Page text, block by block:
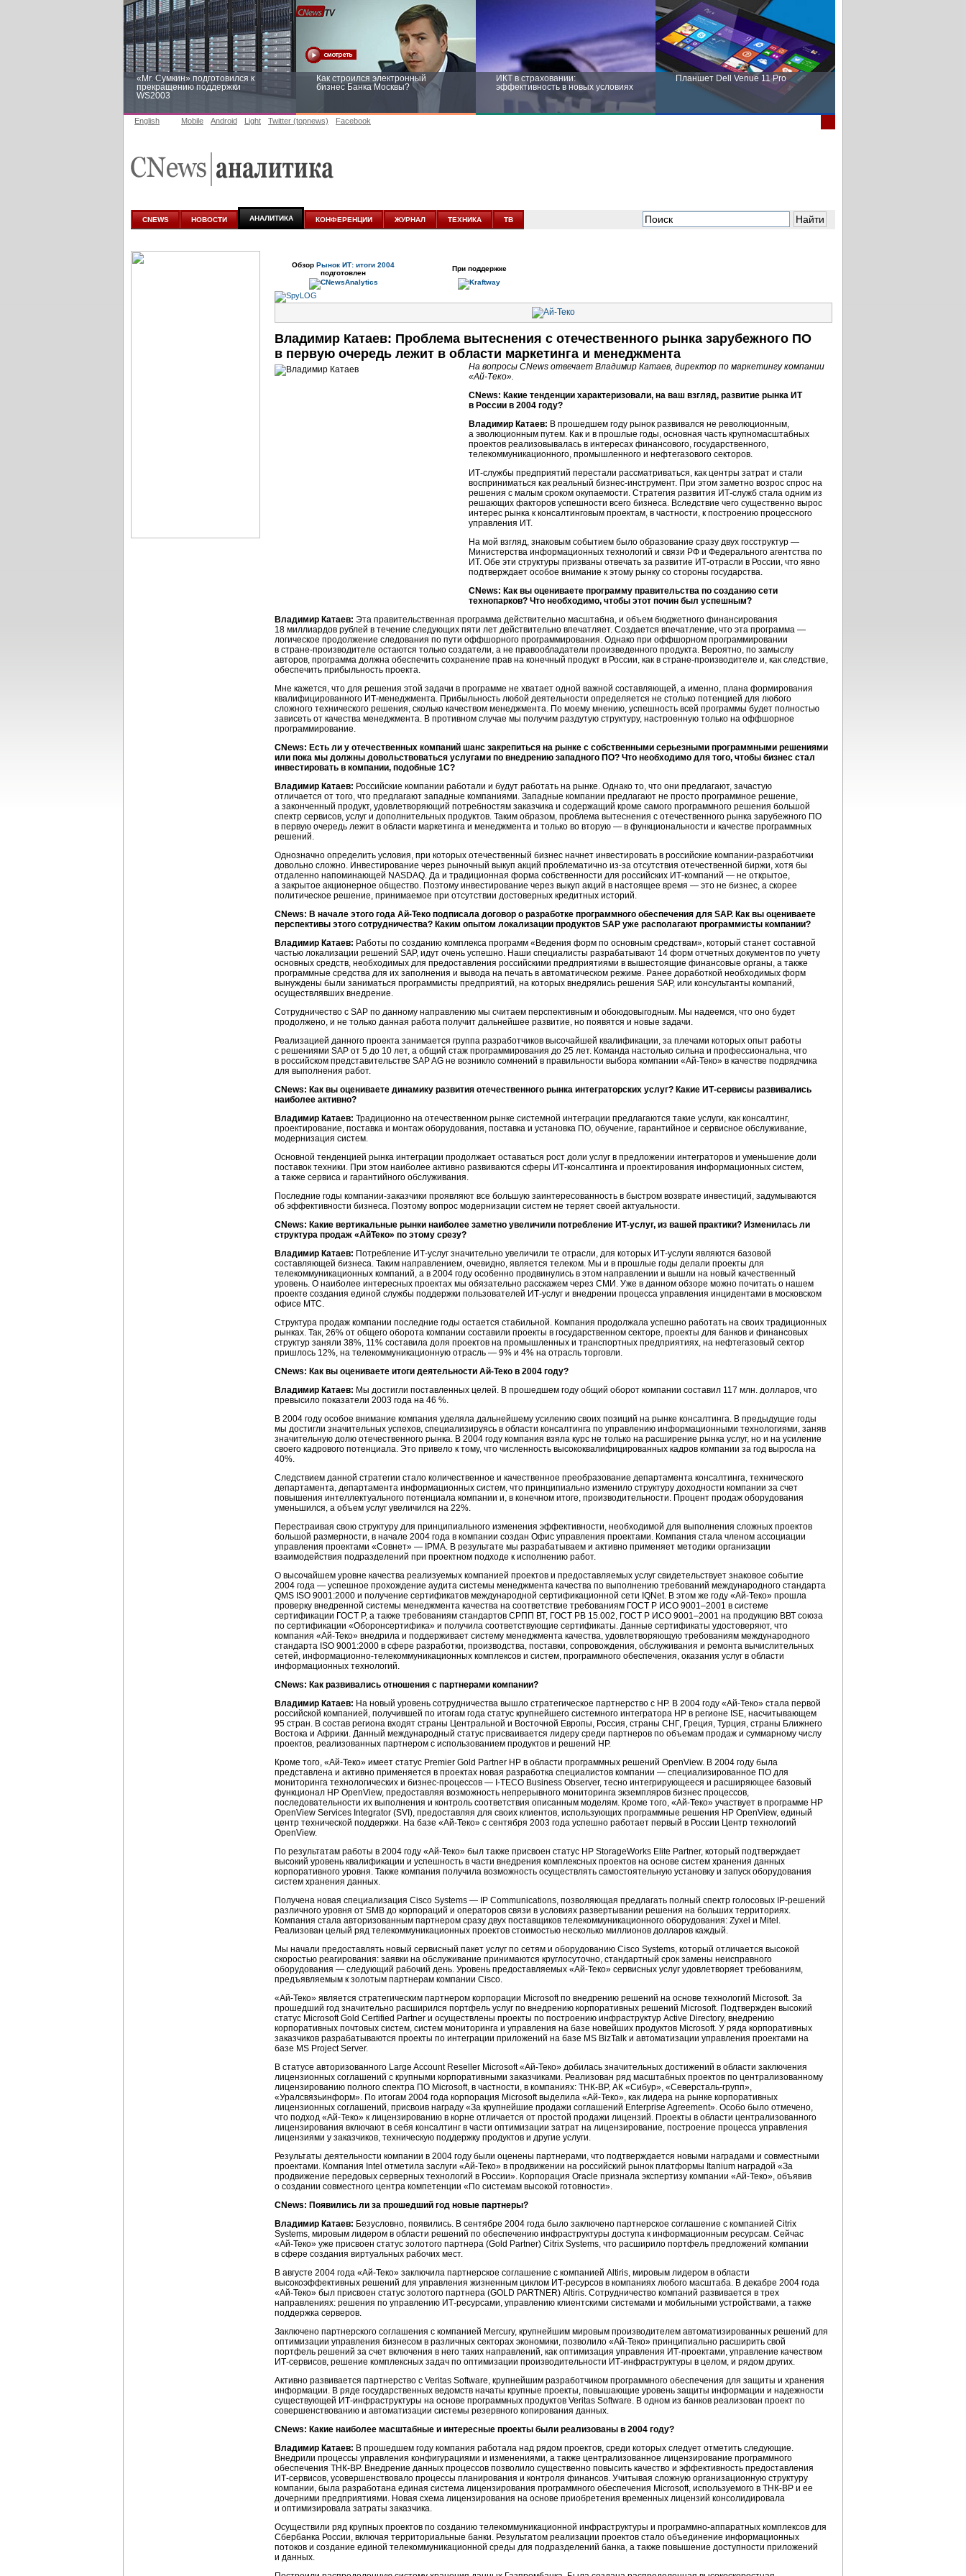
«Mr. Сумкин» подготовился к
прекращению поддержки
WS2003
Как строился электронный
бизнес Банка Москвы?
ИКТ в страховании:
эффективность в новых условиях
Планшет Dell Venue 11 Pro
аналитике
новых условиях
English Mobile Android Light Twitter (topnews) Facebook
CNEWS НОВОСТИ АНАЛИТИКА КОНФЕРЕНЦИИ ЖУРНАЛ ТЕХНИКА ТВ
Обзор Рынок ИТ: итоги 2004
подготовлен
При поддержке
Владимир Катаев: Проблема вытеснения с отечественного рынка зарубежного ПО
в первую очередь лежит в области маркетинга и менеджмента
На вопросы CNews отвечает Владимир Катаев, директор по маркетингу компании
«Ай-Теко».
CNews: Какие тенденции характеризовали, на ваш взгляд, развитие рынка ИТ
в России в 2004 году?
Владимир Катаев: В прошедшем году рынок развивался не революционным,
а эволюционным путем. Как и в прошлые годы, основная часть крупномасштабных
проектов реализовывалась в интересах финансового, государственного,
телекоммуникационного, промышленного и нефтегазового секторов.
ИТ-службы предприятий перестали рассматриваться, как центры затрат и стали
восприниматься как реальный бизнес-инструмент. При этом заметно возрос спрос на
решения с малым сроком окупаемости. Стратегия развития ИТ-служб стала одним из
решающих факторов успешности всего бизнеса. Вследствие чего существенно вырос
интерес рынка к консалтинговым проектам, в частности, к построению процессного
управления ИТ.
На мой взгляд, знаковым событием было образование сразу двух госструктур —
Министерства информационных технологий и связи РФ и Федерального агентства по
ИТ. Обе эти структуры призваны отвечать за развитие ИТ-отрасли в России, что явно
подтверждает особое внимание к этому рынку со стороны государства.
CNews: Как вы оцениваете программу правительства по созданию сети
технопарков? Что необходимо, чтобы этот почин был успешным?
Владимир Катаев: Эта правительственная программа действительно масштабна, и объем бюджетного финансирования
18 миллиардов рублей в течение следующих пяти лет действительно впечатляет. Создается впечатление, что эта программа —
логическое продолжение следования по пути оффшорного программирования. Однако при оффшорном программировании
в стране-производителе остаются только создатели, а не правообладатели произведенного продукта. Вероятно, по замыслу
авторов, программа должна обеспечить сохранение прав на конечный продукт в России, как в стране-производителе и, как следствие,
обеспечить прибыльность проекта.
Мне кажется, что для решения этой задачи в программе не хватает одной важной составляющей, а именно, плана формирования
квалифицированного ИТ-менеджмента. Прибыльность любой деятельности определяется не столько потенцией для любого
сложного технического решения, сколько качеством менеджмента. По моему мнению, успешность всей программы будет полностью
зависеть от качества менеджмента. В противном случае мы получим раздутую структуру, настроенную только на оффшорное
программирование.
CNews: Есть ли у отечественных компаний шанс закрепиться на рынке с собственными серьезными программными решениями
или пока мы должны довольствоваться услугами по внедрению западного ПО? Что необходимо для того, чтобы бизнес стал
инвестировать в компании, подобные 1С?
Владимир Катаев: Российские компании работали и будут работать на рынке. Однако то, что они предлагают, зачастую
отличается от того, что предлагают западные компаниями. Западные компании предлагают не просто программное решение,
а законченный продукт, удовлетворяющий потребностям заказчика и содержащий кроме самого программного решения большой
спектр сервисов, услуг и дополнительных продуктов. Таким образом, проблема вытеснения с отечественного рынка зарубежного ПО
в первую очередь лежит в области маркетинга и менеджмента и только во вторую — в функциональности и качестве программных
решений.
Однозначно определить условия, при которых отечественный бизнес начнет инвестировать в российские компании-разработчики
довольно сложно. Инвестирование через рыночный выкуп акций проблематично из-за отсутствия отечественной биржи, хотя бы
отдаленно напоминающей NASDAQ. Да и традиционная форма собственности для российских ИТ-компаний — не открытое,
а закрытое акционерное общество. Поэтому инвестирование через выкуп акций в настоящее время — это не бизнес, а скорее
политическое решение, принимаемое при отсутствии достоверных кредитных историй.
CNews: В начале этого года Ай-Теко подписала договор о разработке программного обеспечения для SAP. Как вы оцениваете
перспективы этого сотрудничества? Каким опытом локализации продуктов SAP уже располагают программисты компании?
Владимир Катаев: Работы по созданию комплекса программ «Ведения форм по основным средствам», который станет составной
частью локализации решений SAP, идут очень успешно. Наши специалисты разрабатывают 14 форм отчетных документов по учету
основных средств, необходимых для предоставления российскими предприятиями в вышестоящие финансовые органы, а также
программные средства для их заполнения и вывода на печать в автоматическом режиме. Ранее доработкой необходимых форм
вынуждены были заниматься программисты предприятий, на которых внедрялись решения SAP, или консультанты компаний,
осуществлявших внедрение.
Сотрудничество с SAP по данному направлению мы считаем перспективным и обоюдовыгодным. Мы надеемся, что оно будет
продолжено, и не только данная работа получит дальнейшее развитие, но появятся и новые задачи.
Реализацией данного проекта занимается группа разработчиков высочайшей квалификации, за плечами которых опыт работы
с решениями SAP от 5 до 10 лет, а общий стаж программирования до 25 лет. Команда настолько сильна и профессиональна, что
в российском представительстве SAP AG не возникло сомнений в правильности выбора компании «Ай-Теко» в качестве подрядчика
для выполнения работ.
CNews: Как вы оцениваете динамику развития отечественного рынка интеграторских услуг? Какие ИТ-сервисы развивались
наиболее активно?
Владимир Катаев: Традиционно на отечественном рынке системной интеграции предлагаются такие услуги, как консалтинг,
проектирование, поставка и монтаж оборудования, поставка и установка ПО, обучение, гарантийное и сервисное обслуживание,
модернизация систем.
Основной тенденцией рынка интеграции продолжает оставаться рост доли услуг в предложении интеграторов и уменьшение доли
поставок техники. При этом наиболее активно развиваются сферы ИТ-консалтинга и проектирования информационных систем,
а также сервиса и гарантийного обслуживания.
Последние годы компании-заказчики проявляют все большую заинтересованность в быстром возврате инвестиций, задумываются
об эффективности бизнеса. Поэтому вопрос модернизации систем не теряет своей актуальности.
CNews: Какие вертикальные рынки наиболее заметно увеличили потребление ИТ-услуг, из вашей практики? Изменилась ли
структура продаж «АйТеко» по этому срезу?
Владимир Катаев: Потребление ИТ-услуг значительно увеличили те отрасли, для которых ИТ-услуги являются базовой
составляющей бизнеса. Таким направлением, очевидно, является телеком. Мы и в прошлые годы делали проекты для
телекоммуникационных компаний, а в 2004 году особенно продвинулись в этом направлении и вышли на новый качественный
уровень. О наиболее интересных проектах мы обязательно расскажем через СМИ. Уже в данном обзоре можно почитать о нашем
проекте создания единой службы поддержки пользователей ИТ-услуг и внедрении процесса управления инцидентами в московском
офисе МТС.
Структура продаж компании последние годы остается стабильной. Компания продолжала успешно работать на своих традиционных
рынках. Так, 26% от общего оборота компании составили проекты в государственном секторе, проекты для банков и финансовых
структур заняли 38%, 11% составила доля проектов на промышленных и транспортных предприятиях, на нефтегазовый сектор
пришлось 12%, на телекоммуникационную отрасль — 9% и 4% на отрасль торговли.
CNews: Как вы оцениваете итоги деятельности Ай-Теко в 2004 году?
Владимир Катаев: Мы достигли поставленных целей. В прошедшем году общий оборот компании составил 117 млн. долларов, что
превысило показатели 2003 года на 46 %.
В 2004 году особое внимание компания уделяла дальнейшему усилению своих позиций на рынке консалтинга. В предыдущие годы
мы достигли значительных успехов, специализируясь в области консалтинга по управлению информационными технологиями, заняв
значительную долю отечественного рынка. В 2004 году компания взяла курс не только на расширение рынка услуг, но и на усиление
своего кадрового потенциала. Это привело к тому, что численность высококвалифицированных кадров компании за год выросла на
40%.
Следствием данной стратегии стало количественное и качественное преобразование департамента консалтинга, технического
департамента, департамента информационных систем, что принципиально изменило структуру доходности компании за счет
повышения интеллектуального потенциала компании и, в конечном итоге, производительности. Процент продаж оборудования
уменьшился, а объем услуг увеличился на 22%.
Перестраивая свою структуру для принципиального изменения эффективности, необходимой для выполнения сложных проектов
большой размерности, в начале 2004 года в компании создан Офис управления проектами. Компания стала членом ассоциации
управления проектами «Совнет» — IPMA. В результате мы разрабатываем и активно применяет методики организации
взаимодействия подразделений при проектном подходе к исполнению работ.
О высочайшем уровне качества реализуемых компанией проектов и предоставляемых услуг свидетельствует знаковое событие
2004 года — успешное прохождение аудита системы менеджмента качества по выполнению требований международного стандарта
QMS ISO 9001:2000 и получение сертификатов международной сертификационной сети IQNet. В этом же году «Ай-Теко» прошла
проверку внедренной системы менеджмента качества на соответствие требованиям ГОСТ Р ИСО 9001–2001 в системе
сертификации ГОСТ Р, а также требованиям стандартов СРПП ВТ, ГОСТ РВ 15.002, ГОСТ Р ИСО 9001–2001 на продукцию ВВТ союза
по сертификации «Оборонсертифика» и получила соответствующие сертификаты. Данные сертификаты удостоверяют, что
компания «Ай-Теко» внедрила и поддерживает систему менеджмента качества, удовлетворяющую требованиям международного
стандарта ISO 9001:2000 в сфере разработки, производства, поставки, сопровождения, обслуживания и ремонта вычислительных
сетей, информационно-телекоммуникационных комплексов и систем, программного обеспечения, оказания услуг в области
информационных технологий.
CNews: Как развивались отношения с партнерами компании?
Владимир Катаев: На новый уровень сотрудничества вышло стратегическое партнерство с HP. В 2004 году «Ай-Теко» стала первой
российской компанией, получившей по итогам года статус крупнейшего системного интегратора НР в регионе ISE, насчитывающем
95 стран. В состав региона входят страны Центральной и Восточной Европы, Россия, страны СНГ, Греция, Турция, страны Ближнего
Востока и Африки. Данный международный статус присваивается лидеру среди партнеров по объемам продаж и суммарному числу
проектов, реализованных партнером с использованием продуктов и решений HP.
Кроме того, «Ай-Теко» имеет статус Premier Gold Partner НР в области программных решений OpenView. В 2004 году была
представлена и активно применяется в проектах новая разработка специалистов компании — специализированное ПО для
мониторинга технологических и бизнес-процессов — I-TECO Business Observer, тесно интегрирующееся и расширяющее базовый
функционал HP OpenView, предоставляя возможность непрерывного мониторинга экземпляров бизнес процессов,
последовательности их выполнения и контроль соответствия описанным моделям. Кроме того, «Ай-Теко» участвует в программе HP
OpenView Services Integrator (SVI), предоставляя для своих клиентов, использующих программные решения HP OpenView, единый
центр технической поддержки. На базе «Ай-Теко» с сентября 2003 года успешно работает первый в России Центр технологий
OpenView.
По результатам работы в 2004 году «Ай-Теко» был также присвоен статус HP StorageWorks Elite Partner, который подтверждает
высокий уровень квалификации и успешность в части внедрения комплексных проектов на основе систем хранения данных
корпоративного уровня. Также компания получила возможность осуществлять самостоятельную установку и запуск оборудования
систем хранения данных.
Получена новая специализация Cisco Systems — IP Communications, позволяющая предлагать полный спектр голосовых IP-решений
различного уровня от SMB до корпораций и операторов связи в условиях развертывании решения на больших территориях.
Компания стала авторизованным партнером сразу двух поставщиков телекоммуникационного оборудования: Zyxel и Mitel.
Реализован целый ряд телекоммуникационных проектов стоимостью несколько миллионов долларов каждый.
Мы начали предоставлять новый сервисный пакет услуг по сетям и оборудованию Cisco Systems, который отличается высокой
скоростью реагирования: заявки на обслуживание принимаются круглосуточно, стандартный срок замены неисправного
оборудования — следующий рабочий день. Уровень предоставляемых «Ай-Теко» сервисных услуг удовлетворяет требованиям,
предъявляемым к золотым партнерам компании Cisco.
«Ай-Теко» является стратегическим партнером корпорации Microsoft по внедрению решений на основе технологий Microsoft. За
прошедший год значительно расширился портфель услуг по внедрению корпоративных решений Microsoft. Подтвержден высокий
статус Microsoft Gold Certified Partner и осуществлены проекты по построению инфраструктур Active Directory, внедрению
корпоративных почтовых систем, систем мониторинга и управления на базе новейших продуктов Microsoft. У ряда корпоративных
заказчиков разрабатываются проекты по интеграции приложений на базе MS BizTalk и автоматизации управления проектами на
базе MS Project Server.
В статусе авторизованного Large Account Reseller Microsoft«Ай-Теко» добилась значительных достижений в области заключения
лицензионных соглашений с крупными корпоративными заказчиками. Реализован ряд масштабных проектов по централизованному
лицензированию полного спектра ПО Microsoft, в частности, в компаниях: ТНК-BP, АК «Сибур», «Северсталь-групп»,
«Уралсвязьинформ». По итогам 2004 года корпорация Microsoft выделила «Ай-Теко», как лидера на рынке корпоративных
лицензионных соглашений, присвоив награду «За крупнейшие продажи соглашений Enterprise Agreement». Особо было отмечено,
что подход «Ай-Теко» к лицензированию в корне отличается от простой продажи лицензий. Проекты в области централизованного
лицензирования включают в себя консалтинг в части оптимизации затрат на лицензирование, построение процесса управления
лицензиями у заказчиков, техническую поддержку продуктов и другие услуги.
Результаты деятельности компании в 2004 году были оценены партнерами, что подтверждается новыми наградами и совместными
проектами. Компания Intel отметила заслуги «Ай-Теко» в продвижении на российский рынок платформы Itanium наградой «За
продвижение передовых серверных технологий в России». Корпорация Oracle признала экспертизу компании «Ай-Теко», объявив
о создании совместного центра компетенции «По системам высокой готовности».
CNews: Появились ли за прошедший год новые партнеры?
Владимир Катаев: Безусловно, появились. В сентябре 2004 года было заключено партнерское соглашение с компанией Citrix
Systems, мировым лидером в области решений по обеспечению инфраструктуры доступа к информационным ресурсам. Сейчас
«Ай-Теко» уже присвоен статус золотого партнера (Gold Partner) Citrix Systems, что расширило портфель предложений компании
в сфере создания виртуальных рабочих мест.
В августе 2004 года «Ай-Теко» заключила партнерское соглашение с компанией Altiris, мировым лидером в области
высокоэффективных решений для управления жизненным циклом ИТ-ресурсов в компаниях любого масштаба. В декабре 2004 года
«Ай-Теко» был присвоен статус золотого партнера (GOLD PARTNER) Altiris. Сотрудничество компаний развивается в трех
направлениях: решения по управлению ИТ-ресурсами, управлению клиентскими системами и мобильными устройствами, а также
поддержка серверов.
Заключено партнерского соглашения с компанией Mercury, крупнейшим мировым производителем автоматизированных решений для
оптимизации управления бизнесом в различных секторах экономики, позволило «Ай-Теко» принципиально расширить свой
портфель решений за счет включения в него таких направлений, как оптимизация управления ИТ-проектами, управление качеством
ИТ-сервисов, решение комплексных задач по оптимизации производительности ИТ-инфраструктуры в целом, и рядом других.
Активно развивается партнерство с Veritas Software, крупнейшим разработчиком программного обеспечения для защиты и хранения
информации. В ряде государственных ведомств начаты крупные проекты, повышающие уровень защиты информации и надежности
существующей ИТ-инфраструктуры на основе программных продуктов Veritas Software. В одном из банков реализован проект по
совершенствованию и автоматизации системы резервного копирования данных.
CNews: Какие наиболее масштабные и интересные проекты были реализованы в 2004 году?
Владимир Катаев: В прошедшем году компания работала над рядом проектов, среди которых следует отметить следующие.
Внедрили процессы управления конфигурациями и изменениями, а также централизованное лицензирование программного
обеспечения ТНК-ВР. Внедрение данных процессов позволило существенно повысить качество и эффективность предоставления
ИТ-сервисов, усовершенствовало процессы планирования и контроля финансов. Учитывая сложную организационную структуру
компании, была разработана единая система лицензирования программного обеспечения Microsoft, используемого в ТНК-BP и ее
дочерними предприятиями. Новая схема лицензирования на основе приобретения временных лицензий консолидировала
и оптимизировала затраты заказчика.
Осуществили ряд крупных проектов по созданию телекоммуникационной инфраструктуры и программно-аппаратных комплексов для
Сбербанка России, включая территориальные банки. Результатом реализации проектов стало объединение информационных
потоков и создание единой телекоммуникационной среды для подразделений банка, а также повышение доступности приложений
и данных.